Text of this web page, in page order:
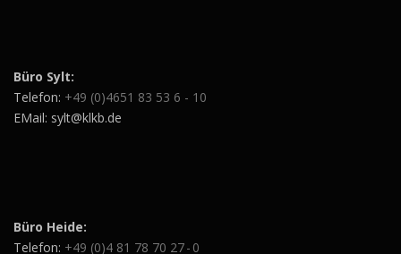
Büro Sylt:
Telefon: +49 (0)4651 83 53 6 - 10
EMail: sylt@klkb.de
Büro Heide:
Telefon: +49 (0)4 81 78 70 27 - 0